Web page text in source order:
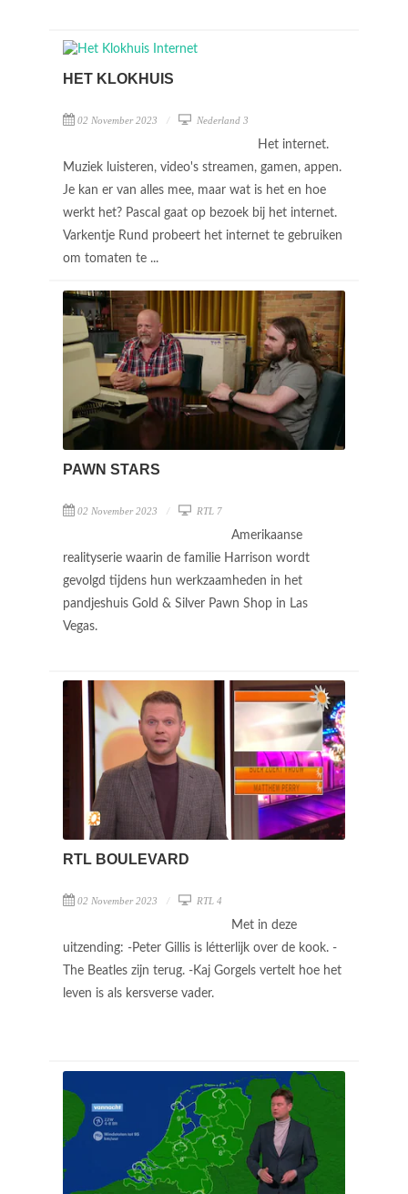
HET KLOKHUIS
02 November 2023 Nederland 3
Het internet.
Muziek luisteren, video's streamen, gamen, appen.
Je kan er van alles mee, maar wat is het en hoe
werkt het? Pascal gaat op bezoek bij het internet.
Varkentje Rund probeert het internet te gebruiken
om tomaten te ...
PAWN STARS
02 November 2023 RTL 7
Amerikaanse
realityserie waarin de familie Harrison wordt
gevolgd tijdens hun werkzaamheden in het
pandjeshuis Gold & Silver Pawn Shop in Las
Vegas.
RTL BOULEVARD
02 November 2023 RTL 4
Met in deze
uitzending: -Peter Gillis is létterlijk over de kook. -
The Beatles zijn terug. -Kaj Gorgels vertelt hoe het
leven is als kersverse vader.